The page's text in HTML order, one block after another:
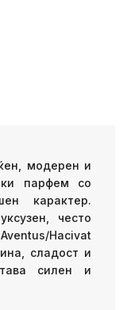
модерен и
парфем со
карактер.
често
Hacivat
сладост и
силен и